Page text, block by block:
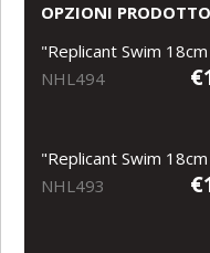
OPZIONI PRODOTTO
"Replicant Swim
NHL494
"Replicant Swim
NHL493